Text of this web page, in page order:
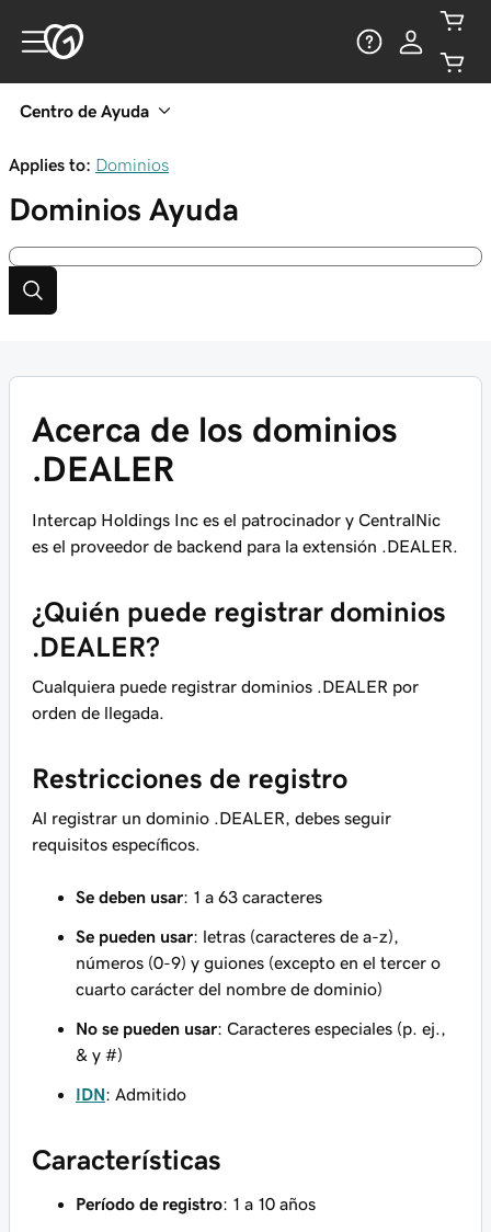
Centro de Ayuda
Applies to: Dominios
Dominios Ayuda
Acerca de los dominios
.DEALER
Intercap Holdings Inc es el patrocinador y CentralNic
es el proveedor de backend para la extensión .DEALER.
¿Quién puede registrar dominios
.DEALER?
Cualquiera puede registrar dominios .DEALER por
orden de llegada.
Restricciones de registro
Al registrar un dominio .DEALER, debes seguir
requisitos específicos.
Se deben usar: 1 a 63 caracteres
Se pueden usar: letras (caracteres de a-z),
números (0-9) y guiones (excepto en el tercer o
cuarto carácter del nombre de dominio)
No se pueden usar: Caracteres especiales (p. ej.,
& y #)
IDN: Admitido
Características
Período de registro: 1 a 10 años